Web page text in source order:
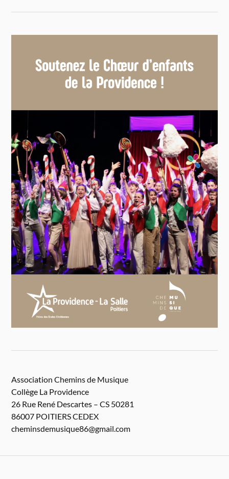
Association Chemins de Musique
Collège La Providence
26 Rue René Descartes – CS 50281
86007 POITIERS CEDEX
cheminsdemusique86@gmail.com